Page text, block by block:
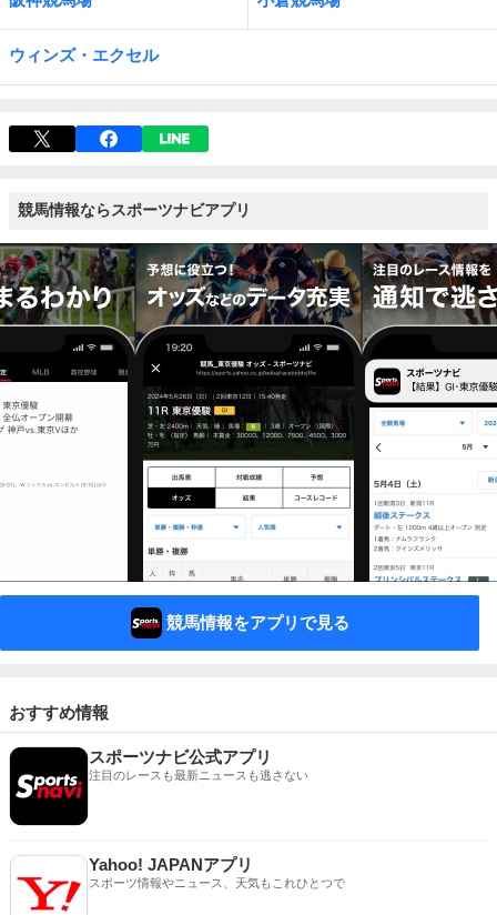
ウィンズ・エクセル
競馬情報ならスポーツナビアプリ
競馬情報をアプリで見る
おすすめ情報
スポーツナビ公式アプリ
注目のレースも最新ニュースも逃さない
Yahoo! JAPANアプリ
スポーツ情報やニュース、天気もこれひとつで